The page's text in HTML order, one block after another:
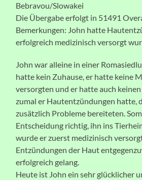
Bebravou/Slowakei
Die Übergabe erfolgt in 51491
Bemerkungen: John hatte
erfolgreich medizinisch versorgt
John war alleine in einer
hatte kein Zuhause, er hatte keine
versorgten und er hatte auch
zumal er Hautentzündungen hatte,
zusätzlich Probleme bereiteten.
Entscheidung richtig, ihn ins
wurde er zuerst medizinisch
Entzündungen der Haut
erfolgreich gelang.
Heute ist John ein sehr glücklicher